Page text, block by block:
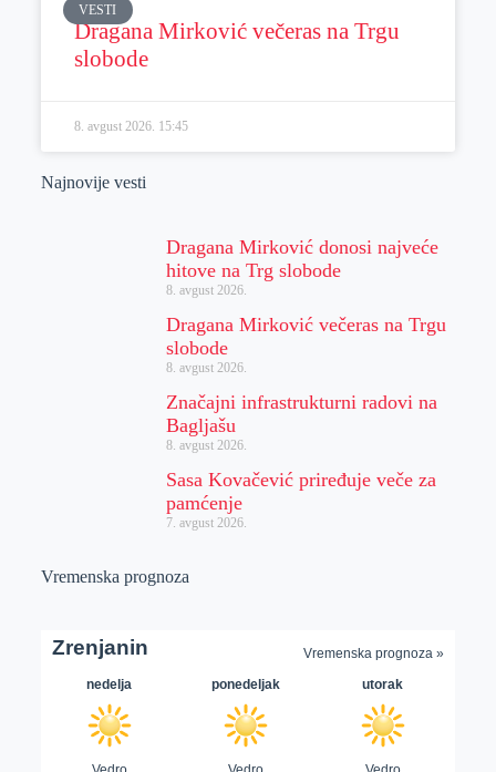
VESTI
Dragana Mirković večeras na Trgu
slobode
8. avgust 2026. 15:45
Najnovije vesti
Dragana Mirković donosi najveće
hitove na Trg slobode
8. avgust 2026.
Dragana Mirković večeras na Trgu
slobode
8. avgust 2026.
Značajni infrastrukturni radovi na
Bagljašu
8. avgust 2026.
Sasa Kovačević priređuje veče za
pamćenje
7. avgust 2026.
Vremenska prognoza